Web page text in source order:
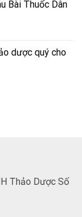
Bài Thuốc Dân
dược quý cho
Thảo Dược Số